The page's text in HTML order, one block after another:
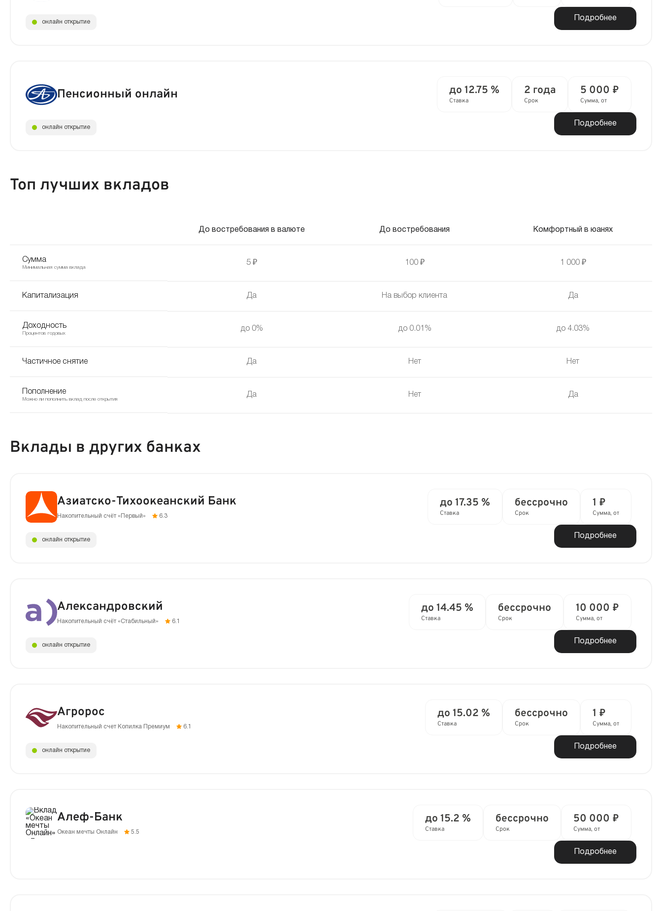
Подробнее
онлайн открытие
Пенсионный онлайн до 12.75 %
Ставка
2 года
Срок
5 000 ₽
Сумма, от
Подробнее
онлайн открытие
Топ лучших вкладов
До востребования в валюте До востребования Комфортный в юанях
Сумма
Минимальная сумма вклада
5 ₽ 100 ₽ 1 000 ₽
Капитализация Да На выбор клиента Да
Доходность
Процентов годовых
до 0% до 0.01% до 4.03%
Частичное снятие Да Нет Нет
Пополнение
Можно ли пополнить вклад после открытия
Да Нет Да
Вклады в других банках
Азиатско-Тихоокеанский Банк
Накопительный счёт «Первый» 6.3
до 17.35 %
Ставка
бессрочно
Срок
1 ₽
Сумма, от
Подробнее
онлайн открытие
Александровский
Накопительный счёт «Стабильный» 6.1
до 14.45 %
Ставка
бессрочно
Срок
10 000 ₽
Сумма, от
Подробнее
онлайн открытие
Агророс
Накопительный счет Копилка Премиум 6.1
до 15.02 %
Ставка
бессрочно
Срок
1 ₽
Сумма, от
Подробнее
онлайн открытие
Алеф-Банк
Океан мечты Онлайн 5.5
до 15.2 %
Ставка
бессрочно
Срок
50 000 ₽
Сумма, от
Подробнее